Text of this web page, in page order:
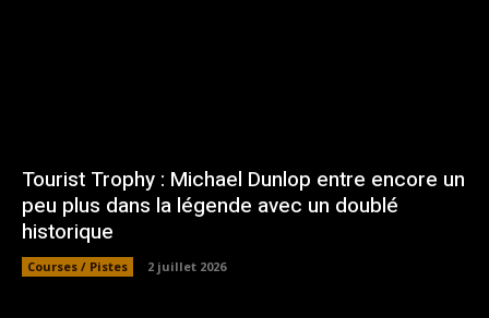
Tourist Trophy : Michael Dunlop entre encore un
peu plus dans la légende avec un doublé
historique
Courses / Pistes 2 juillet 2026